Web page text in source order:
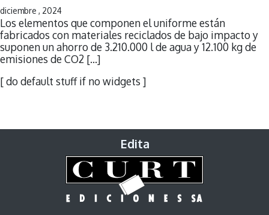
diciembre , 2024
Los elementos que componen el uniforme están
fabricados con materiales reciclados de bajo impacto y
suponen un ahorro de 3.210.000 l de agua y 12.100 kg de
emisiones de CO2 […]
[ do default stuff if no widgets ]
Edita